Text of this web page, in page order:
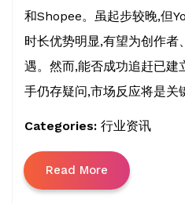
和Shopee。虽起步较晚,但
时长优势明显,有望为创作者
遇。然而,能否成功追赶已建
手仍存疑问,市场反应将是关
Categories: 行业资讯
Read More